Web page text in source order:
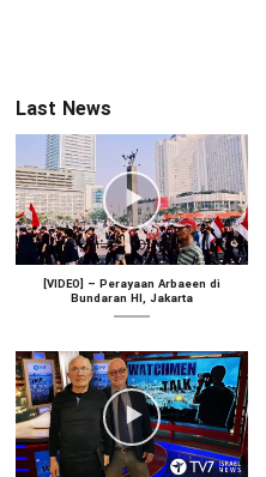
Last News
[VIDEO] – Perayaan Arbaeen di
Bundaran HI, Jakarta